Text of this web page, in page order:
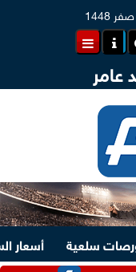
عامر
سلعية
أسعار